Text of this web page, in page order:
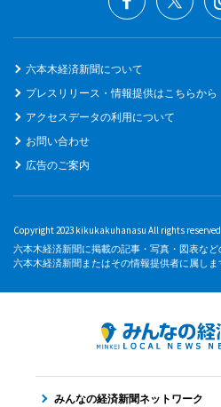
六本木経済新聞について
プレスリリース・情報提供はこちらから
アクセスデータの利用について
お問い合わせ
広告のご案内
Copyright 2023 kikukakuhanasu All rights
六本木経済新聞に掲載の記事・写真・図表な
六本木経済新聞またはその情報提供者に属しま
みんなの経済新聞ネットワーク